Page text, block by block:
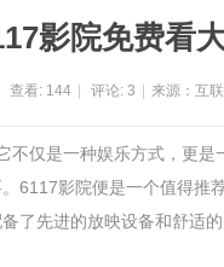
影院免费看
查看: 144 评论: 3 来源：互
仅是一种娱乐方式，更
6117影院便是一个值得推
了先进的放映设备和舒适